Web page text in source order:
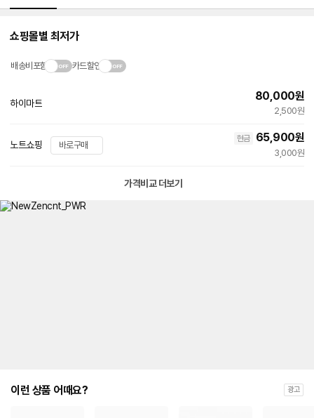
쇼핑몰별 최저가
배송비포함 카드할인
하이마트
80,000원
2,500원
노트쇼핑 바로구매
현금 65,900원
3,000원
가격비교 더보기
이런 상품 어때요? 광고